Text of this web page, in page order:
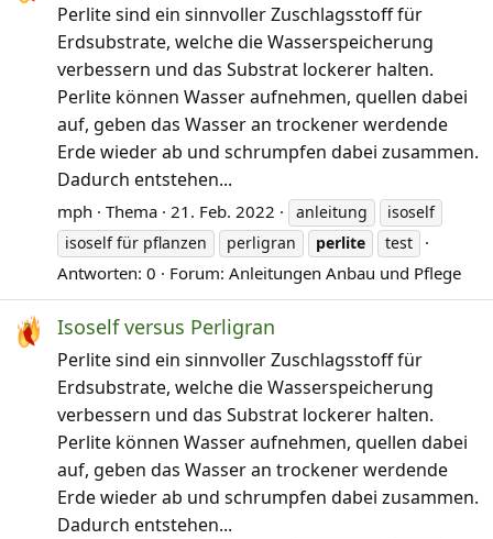
Perlite sind ein sinnvoller Zuschlagsstoff für
Erdsubstrate, welche die Wasserspeicherung
verbessern und das Substrat lockerer halten.
Perlite können Wasser aufnehmen, quellen dabei
auf, geben das Wasser an trockener werdende
Erde wieder ab und schrumpfen dabei zusammen.
Dadurch entstehen...
mph Thema 21. Feb. 2022 anleitung
isoself
isoself für pflanzen
perligran perlite test
Antworten: 0 Forum: Anleitungen Anbau und Pflege
Isoself versus Perligran
Perlite sind ein sinnvoller Zuschlagsstoff für
Erdsubstrate, welche die Wasserspeicherung
verbessern und das Substrat lockerer halten.
Perlite können Wasser aufnehmen, quellen dabei
auf, geben das Wasser an trockener werdende
Erde wieder ab und schrumpfen dabei zusammen.
Dadurch entstehen...